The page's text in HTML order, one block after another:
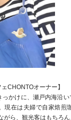
CHONTOオーナー】
っかけに、瀬戸内海沿
現在は夫婦で自家焙煎
がら、観光客はもちろ